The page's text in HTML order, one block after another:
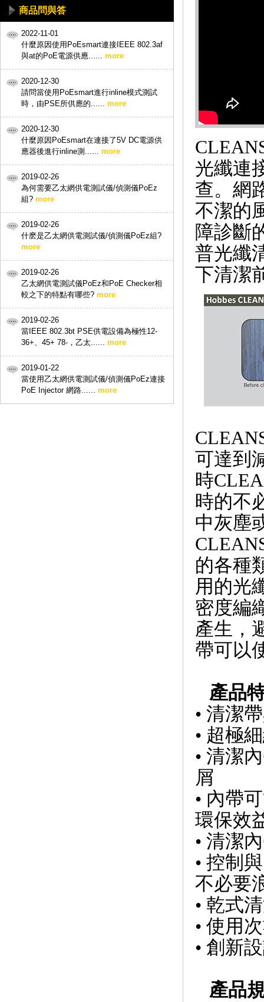
光纖連
查。網
不潔的
障診斷
普光纖
下清潔
可達到
時
時的不
中灰塵
的各種
用的光
密度編
產生，
帶可以
產品
• 清潔
• 超極
• 清潔
屑
• 內帶
環保效
• 清潔
• 控制
不必要
• 乾式
• 使用
• 創新
產品
商品問與答
2022-11-01
什麼原因使用PoEsmart連接IEEE 802.3af
與at的PoE電源供應...... more
2020-12-30
請問當使用PoEsmart進行inline模式測試
時，由PSE所供應的...... more
2020-12-30
什麼原因PoEsmart在連接了5V DC電源供
應器後進行inline測...... more
2019-02-26
為何需要乙太網供電測試儀/偵測儀PoEz
組? more
2019-02-26
什麽是乙太網供電測試儀/偵測儀PoEz組?
more
2019-02-26
乙太網供電測試儀PoEz和PoE Checker相
較之下的特點有哪些? more
2019-02-26
當IEEE 802.3bt PSE供電設備為極性12-
36+、45+ 78-，乙太...... more
2019-01-22
當使用乙太網供電測試儀/偵測儀PoEz連接
PoE Injector 網路...... more